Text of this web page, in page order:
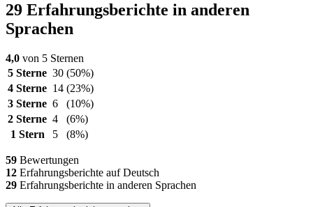
29 Erfahrungsberichte in anderen
Sprachen
4,0 von 5 Sternen
5 Sterne 30 (50%)
4 Sterne 14 (23%)
3 Sterne 6
(10%)
2 Sterne 4
(6%)
1 Stern
5 (8%)
59 Bewertungen
12 Erfahrungsberichte auf Deutsch
29 Erfahrungsberichte in anderen Sprachen